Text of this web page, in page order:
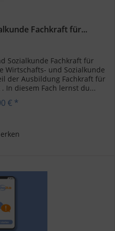
Fachkraft für...
Sozialkunde Fachkraft für
Wirtschafts- und Sozialkunde
der Ausbildung Fachkraft für
In diesem Fach lernst du...
€ *